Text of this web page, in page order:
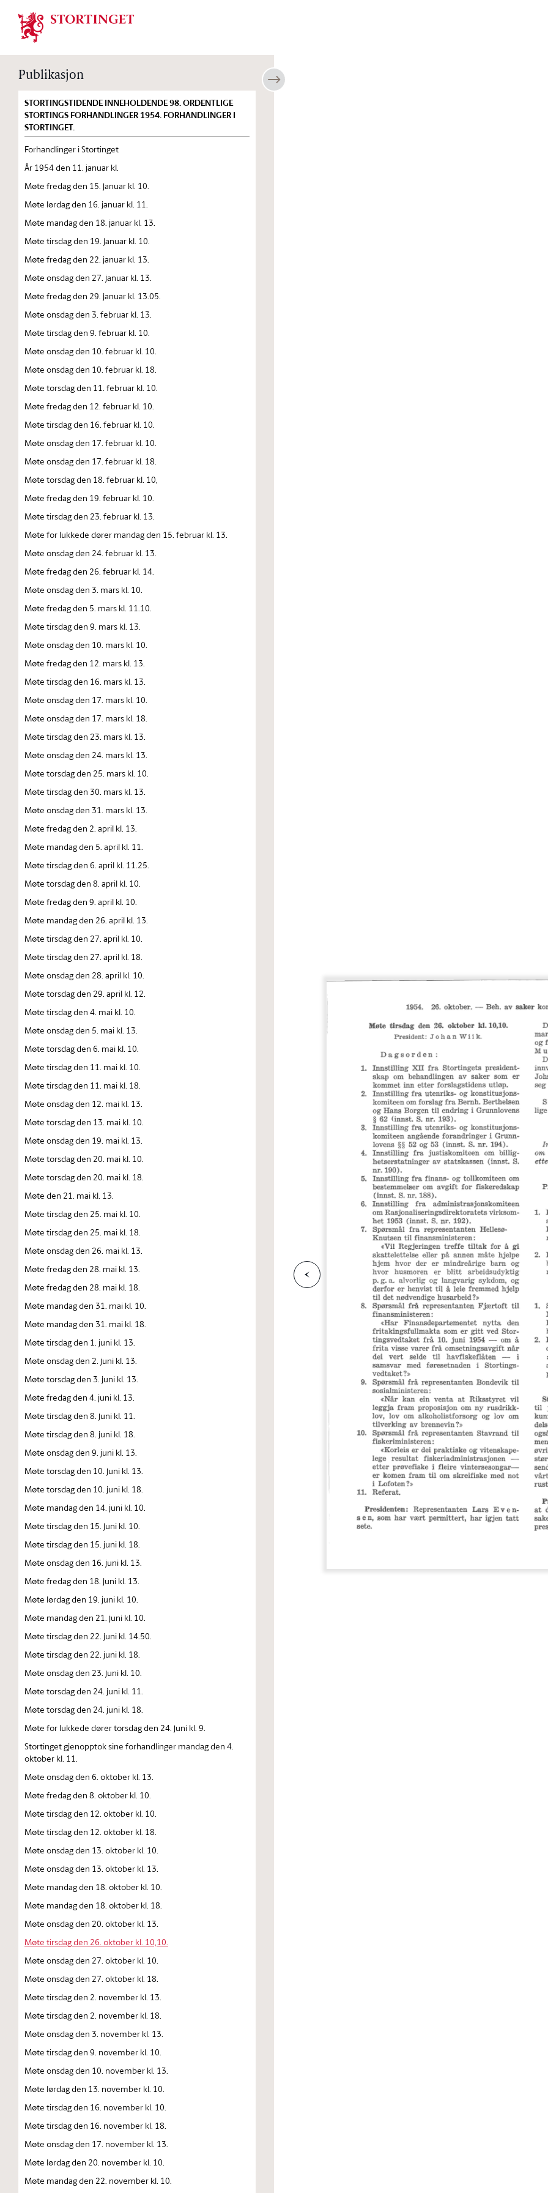
Stortinget.no
Publikasjon
STORTINGSTIDENDE INNEHOLDENDE 98. ORDENTLIGE
STORTINGS FORHANDLINGER 1954. FORHANDLINGER I
STORTINGET.
Forhandlinger i Stortinget
År 1954 den 11. januar kl.
Møte fredag den 15. januar kl. 10.
Møte lørdag den 16. januar kl. 11.
Møte mandag den 18. januar kl. 13.
Møte tirsdag den 19. januar kl. 10.
Møte fredag den 22. januar kl. 13.
Møte onsdag den 27. januar kl. 13.
Møte fredag den 29. januar kl. 13.05.
Møte onsdag den 3. februar kl. 13.
Møte tirsdag den 9. februar kl. 10.
Møte onsdag den 10. februar kl. 10.
Møte onsdag den 10. februar kl. 18.
Møte torsdag den 11. februar kl. 10.
Møte fredag den 12. februar kl. 10.
Møte tirsdag den 16. februar kl. 10.
Møte onsdag den 17. februar kl. 10.
Møte onsdag den 17. februar kl. 18.
Møte torsdag den 18. februar kl. 10,
Møte fredag den 19. februar kl. 10.
Møte tirsdag den 23. februar kl. 13.
Møte for lukkede dører mandag den 15. februar kl. 13.
Møte onsdag den 24. februar kl. 13.
Møte fredag den 26. februar kl. 14.
Møte onsdag den 3. mars kl. 10.
Møte fredag den 5. mars kl. 11.10.
Møte tirsdag den 9. mars kl. 13.
Møte onsdag den 10. mars kl. 10.
Møte fredag den 12. mars kl. 13.
Møte tirsdag den 16. mars kl. 13.
Møte onsdag den 17. mars kl. 10.
Møte onsdag den 17. mars kl. 18.
Møte tirsdag den 23. mars kl. 13.
Møte onsdag den 24. mars kl. 13.
Møte torsdag den 25. mars kl. 10.
Møte tirsdag den 30. mars kl. 13.
Møte onsdag den 31. mars kl. 13.
Møte fredag den 2. april kl. 13.
Møte mandag den 5. april kl. 11.
Møte tirsdag den 6. april kl. 11.25.
Møte torsdag den 8. april kl. 10.
Møte fredag den 9. april kl. 10.
Møte mandag den 26. april kl. 13.
Møte tirsdag den 27. april kl. 10.
Møte tirsdag den 27. april kl. 18.
Møte onsdag den 28. april kl. 10.
Møte torsdag den 29. april kl. 12.
Møte tirsdag den 4. mai kl. 10.
Møte onsdag den 5. mai kl. 13.
Møte torsdag den 6. mai kl. 10.
Møte tirsdag den 11. mai kl. 10.
Møte tirsdag den 11. mai kl. 18.
Møte onsdag den 12. mai kl. 13.
Møte torsdag den 13. mai kl. 10.
Møte onsdag den 19. mai kl. 13.
Møte torsdag den 20. mai kl. 10.
Møte torsdag den 20. mai kl. 18.
Møte den 21. mai kl. 13.
Møte tirsdag den 25. mai kl. 10.
Møte tirsdag den 25. mai kl. 18.
Møte onsdag den 26. mai kl. 13.
Møte fredag den 28. mai kl. 13.
Møte fredag den 28. mai kl. 18.
Møte mandag den 31. mai kl. 10.
Møte mandag den 31. mai kl. 18.
Møte tirsdag den 1. juni kl. 13.
Møte onsdag den 2. juni kl. 13.
Møte torsdag den 3. juni kl. 13.
Møte fredag den 4. juni kl. 13.
Møte tirsdag den 8. juni kl. 11.
Møte tirsdag den 8. juni kl. 18.
Møte onsdag den 9. juni kl. 13.
Møte torsdag den 10. juni kl. 13.
Møte torsdag den 10. juni kl. 18.
Møte mandag den 14. juni kl. 10.
Møte tirsdag den 15. juni kl. 10.
Møte tirsdag den 15. juni kl. 18.
Møte onsdag den 16. juni kl. 13.
Møte fredag den 18. juni kl. 13.
Møte lørdag den 19. juni kl. 10.
Møte mandag den 21. juni kl. 10.
Møte tirsdag den 22. juni kl. 14.50.
Møte tirsdag den 22. juni kl. 18.
Møte onsdag den 23. juni kl. 10.
Møte torsdag den 24. juni kl. 11.
Møte torsdag den 24. juni kl. 18.
Møte for lukkede dører torsdag den 24. juni kl. 9.
Stortinget gjenopptok sine forhandlinger mandag den 4.
oktober kl. 11.
Møte onsdag den 6. oktober kl. 13.
Møte fredag den 8. oktober kl. 10.
Møte tirsdag den 12. oktober kl. 10.
Møte tirsdag den 12. oktober kl. 18.
Møte onsdag den 13. oktober kl. 10.
Møte onsdag den 13. oktober kl. 13.
Møte mandag den 18. oktober kl. 10.
Møte mandag den 18. oktober kl. 18.
Møte onsdag den 20. oktober kl. 13.
Møte tirsdag den 26. oktober kl. 10,10.
Møte onsdag den 27. oktober kl. 10.
Møte onsdag den 27. oktober kl. 18.
Møte tirsdag den 2. november kl. 13.
Møte tirsdag den 2. november kl. 18.
Møte onsdag den 3. november kl. 13.
Møte tirsdag den 9. november kl. 10.
Møte onsdag den 10. november kl. 13.
Møte lørdag den 13. november kl. 10.
Møte tirsdag den 16. november kl. 10.
Møte tirsdag den 16. november kl. 18.
Møte onsdag den 17. november kl. 13.
Møte lørdag den 20. november kl. 10.
Møte mandag den 22. november kl. 10.
F
o
rr
i
g
e
s
i
de